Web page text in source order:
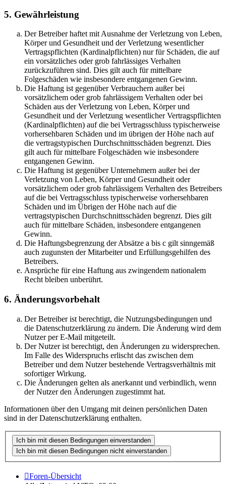
5. Gewährleistung
Der Betreiber haftet mit Ausnahme der Verletzung von Leben,
Körper und Gesundheit und der Verletzung wesentlicher
Vertragspflichten (Kardinalpflichten) nur für Schäden, die auf
ein vorsätzliches oder grob fahrlässiges Verhalten
zurückzuführen sind. Dies gilt auch für mittelbare
Folgeschäden wie insbesondere entgangenen Gewinn.
Die Haftung ist gegenüber Verbrauchern außer bei
vorsätzlichem oder grob fahrlässigem Verhalten oder bei
Schäden aus der Verletzung von Leben, Körper und
Gesundheit und der Verletzung wesentlicher Vertragspflichten
(Kardinalpflichten) auf die bei Vertragsschluss typischerweise
vorhersehbaren Schäden und im übrigen der Höhe nach auf
die vertragstypischen Durchschnittsschäden begrenzt. Dies
gilt auch für mittelbare Folgeschäden wie insbesondere
entgangenen Gewinn.
Die Haftung ist gegenüber Unternehmern außer bei der
Verletzung von Leben, Körper und Gesundheit oder
vorsätzlichem oder grob fahrlässigem Verhalten des Betreibers
auf die bei Vertragsschluss typischerweise vorhersehbaren
Schäden und im Übrigen der Höhe nach auf die
vertragstypischen Durchschnittsschäden begrenzt. Dies gilt
auch für mittelbare Schäden, insbesondere entgangenen
Gewinn.
Die Haftungsbegrenzung der Absätze a bis c gilt sinngemäß
auch zugunsten der Mitarbeiter und Erfüllungsgehilfen des
Betreibers.
Ansprüche für eine Haftung aus zwingendem nationalem
Recht bleiben unberührt.
6. Änderungsvorbehalt
Der Betreiber ist berechtigt, die Nutzungsbedingungen und
die Datenschutzerklärung zu ändern. Die Änderung wird dem
Nutzer per E-Mail mitgeteilt.
Der Nutzer ist berechtigt, den Änderungen zu widersprechen.
Im Falle des Widerspruchs erlischt das zwischen dem
Betreiber und dem Nutzer bestehende Vertragsverhältnis mit
sofortiger Wirkung.
Die Änderungen gelten als anerkannt und verbindlich, wenn
der Nutzer den Änderungen zugestimmt hat.
Informationen über den Umgang mit deinen persönlichen Daten
sind in der Datenschutzerklärung enthalten.
Foren-Übersicht